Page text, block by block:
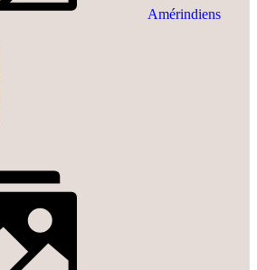
Amérindiens